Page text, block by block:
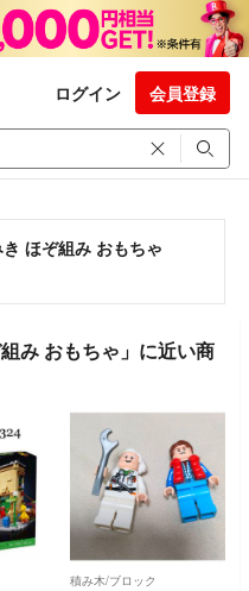
ログイン 会員登録
ほぞ組み おもちゃ
み おもちゃ」に近い商
積み木/ブロック